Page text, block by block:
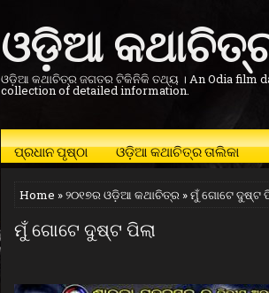
ଓଡ଼ିଆ
ଓଡ଼ିଆ କଥାଚିତ୍ର ଜଗତର ଟିକିନିକି ତଥ୍ୟ । An Odia film
collection of detailed information.
ପ୍ରଧାନ ପୃଷ୍ଠା ଓଡ଼ିଆ କଥାଚିତ୍ର ତାଲିକା
Home »୨୦୧୭ର ଓଡ଼ିଆ କଥାଚିତ୍ର » ମୁଁ ଗୋଟେ ଦୁଷ୍ଟ
ମୁଁ ଗୋଟେ ଦୁଷ୍ଟ ପିଲା